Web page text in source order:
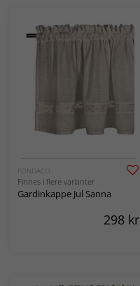
FONDACO
Finnes i flere varianter
Gardinkappe Jul Sanna
298 kr